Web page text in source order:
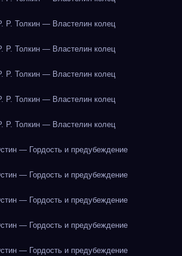
Р. Толкин — Властелин колец
Р. Толкин — Властелин колец
Р. Толкин — Властелин колец
Р. Толкин — Властелин колец
Р. Толкин — Властелин колец
— Гордость и предубеждение
— Гордость и предубеждение
— Гордость и предубеждение
— Гордость и предубеждение
— Гордость и предубеждение